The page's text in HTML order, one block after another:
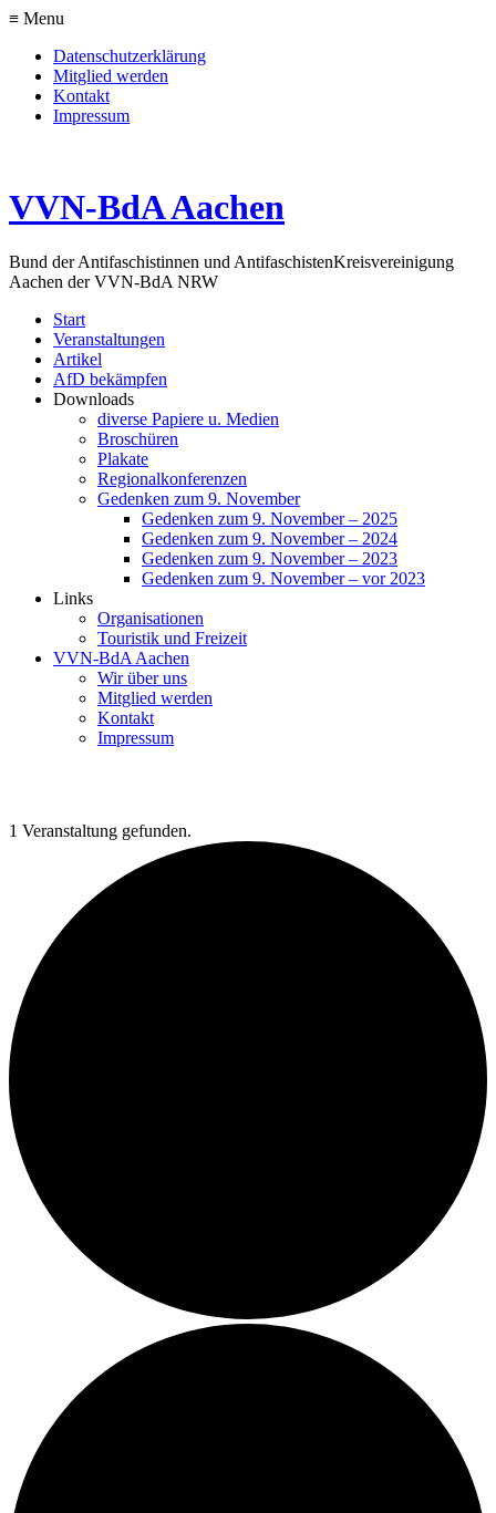
≡ Menu
Datenschutzerklärung
Mitglied werden
Kontakt
Impressum
VVN-BdA Aachen
Bund der Antifaschistinnen und AntifaschistenKreisvereinigung
Aachen der VVN-BdA NRW
Start
Veranstaltungen
Artikel
AfD bekämpfen
Downloads
diverse Papiere u. Medien
Broschüren
Plakate
Regionalkonferenzen
Gedenken zum 9. November
Gedenken zum 9. November – 2025
Gedenken zum 9. November – 2024
Gedenken zum 9. November – 2023
Gedenken zum 9. November – vor 2023
Links
Organisationen
Touristik und Freizeit
VVN-BdA Aachen
Wir über uns
Mitglied werden
Kontakt
Impressum
1 Veranstaltung gefunden.